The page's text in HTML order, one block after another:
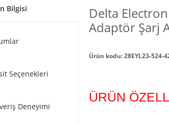
Bilgisi
Seçenekleri
Deneyimi
Delta
Adaptör Şarj
Ürün kodu: 28EYL23-524-
ÜRÜN